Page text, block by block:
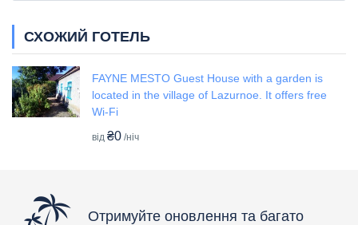
СХОЖИЙ ГОТЕЛЬ
FAYNE MESTO Guest House with a garden is
located in the village of Lazurnoe. It offers free
Wi-Fi
від ₴0 /ніч
Отримуйте оновлення та багато